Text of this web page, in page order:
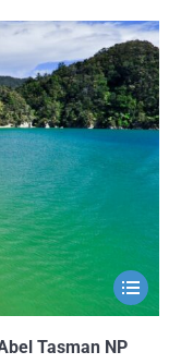
Die
Optionen
können
auf
Dieses
Produkt
weist
Tasman NP